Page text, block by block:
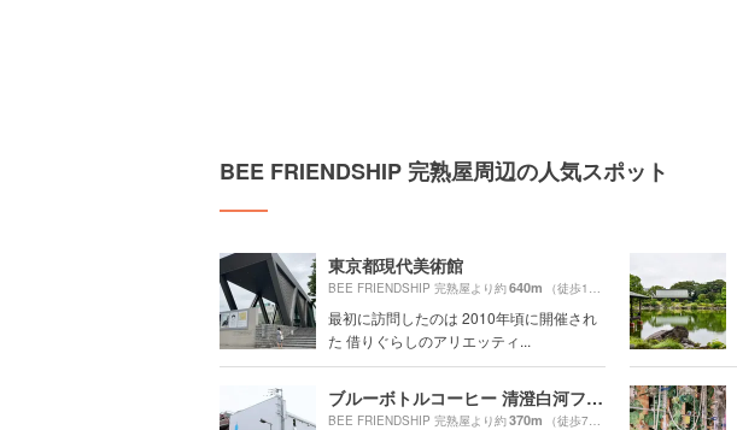
BEE FRIENDSHIP 完熟屋周辺の人気スポット
東京都現代美術館
BEE FRIENDSHIP 完熟屋より約640m （徒歩11分）
最初に訪問したのは 2010年頃に開催され
た 借りぐらしのアリエッティ...
ブルーボトルコーヒー 清澄白河フラッグシップカフェ （旧：清澄白河ロースタリー&カフェ）
BEE FRIENDSHIP 完熟屋より約370m （徒歩7分）